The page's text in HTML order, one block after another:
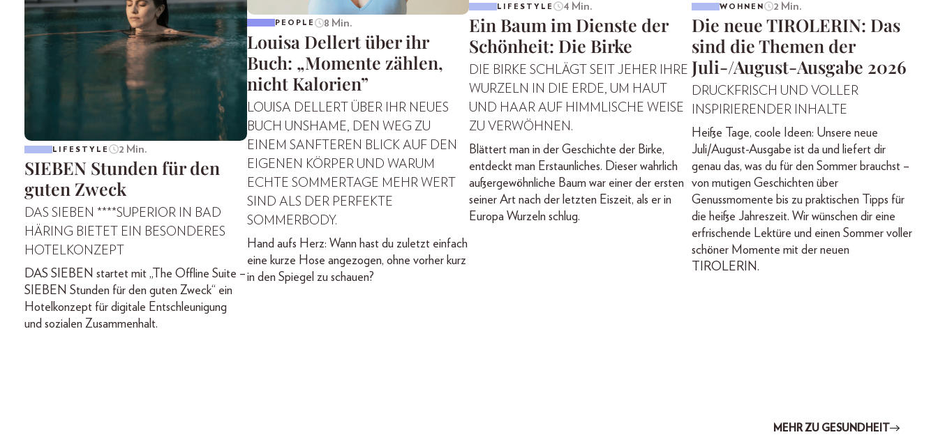
LIFESTYLE 2 Min.
SIEBEN Stunden für den
guten Zweck
DAS SIEBEN ****SUPERIOR IN BAD
HÄRING BIETET EIN BESONDERES
HOTELKONZEPT
DAS SIEBEN startet mit „The Offline Suite –
SIEBEN Stunden für den guten Zweck“ ein
Hotelkonzept für digitale Entschleunigung
und sozialen Zusammenhalt.
PEOPLE 8 Min.
Louisa Dellert über ihr
Buch: „Momente zählen,
nicht Kalorien”
LOUISA DELLERT ÜBER IHR NEUES
BUCH UNSHAME, DEN WEG ZU
EINEM SANFTEREN BLICK AUF DEN
EIGENEN KÖRPER UND WARUM
ECHTE SOMMERTAGE MEHR WERT
SIND ALS DER PERFEKTE
SOMMERBODY.
Hand aufs Herz: Wann hast du zuletzt einfach
eine kurze Hose angezogen, ohne vorher kurz
in den Spiegel zu schauen?
LIFESTYLE 4 Min.
Ein Baum im Dienste der
Schönheit: Die Birke
DIE BIRKE SCHLÄGT SEIT JEHER IHRE
WURZELN IN DIE ERDE, UM HAUT
UND HAAR AUF HIMMLISCHE WEISE
ZU VERWÖHNEN.
Blättert man in der Geschichte der Birke,
entdeckt man Erstaunliches. Dieser wahrlich
außergewöhnliche Baum war einer der ersten
seiner Art nach der letzten Eiszeit, als er in
Europa Wurzeln schlug.
WOHNEN 2 Min.
Die neue TIROLERIN: Das
sind die Themen der
Juli-/August-Ausgabe 2026
DRUCKFRISCH UND VOLLER
INSPIRIERENDER INHALTE
Heiße Tage, coole Ideen: Unsere neue
Juli/August-Ausgabe ist da und liefert dir
genau das, was du für den Sommer brauchst –
von mutigen Geschichten über
Genussmomente bis zu praktischen Tipps für
die heiße Jahreszeit. Wir wünschen dir eine
erfrischende Lektüre und einen Sommer voller
schöner Momente mit der neuen
TIROLERIN.
MEHR ZU GESUNDHEIT